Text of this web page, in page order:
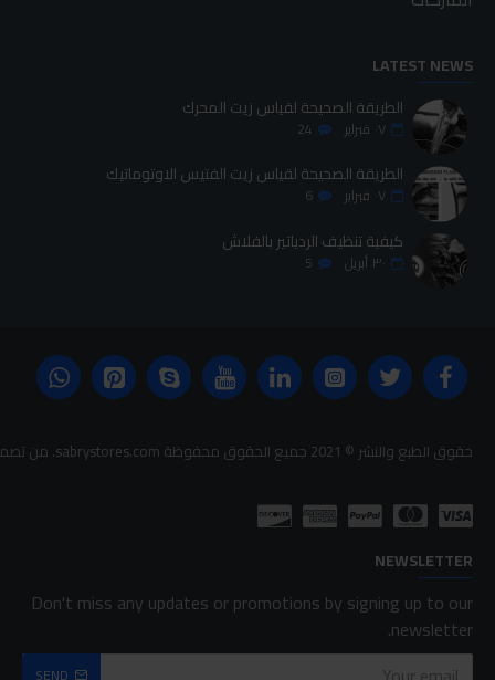
LATEST NEWS
الطريقة الصحيحة لقياس زيت المحرك
٠٧ فبراير 24
الطريقة الصحيحة لقياس زيت الفتيس الاوتوماتيك
٠٧ فبراير 6
كيفية تنظيف الردياتير بالفلاش
٣٠ أبريل 5
حقوق الطبع والنشر © 2021 جميع الحقوق محفوظة sabrystores.com. من تصميم-
NEWSLETTER
Don't miss any updates or promotions by signing up to our
newsletter.
SEND